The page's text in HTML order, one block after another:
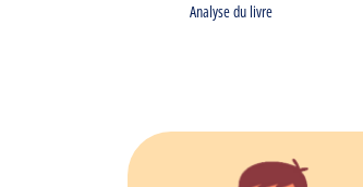
Analyse du livre